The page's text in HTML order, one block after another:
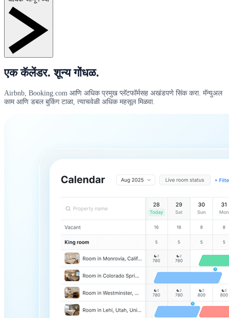
एक कॅलेंडर. शून्य गोंधळ.
Airbnb, Booking.com आणि अधिक प्रमुख प्लॅटफॉर्मसह अखंडपणे सिंक करा. मॅन्युअल
काम आणि डबल बुकिंग टाळा, त्याचवेळी अधिक महसूल मिळवा.